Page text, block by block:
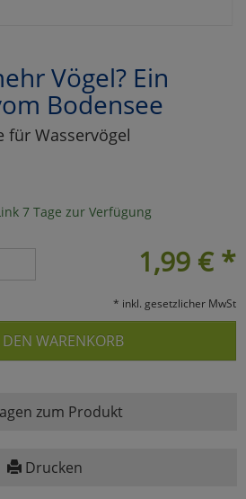
Vögel? Ein
Bodensee
für Wasservögel
7 Tage zur Verfügung
1,99 € *
* inkl. gesetzlicher MwSt
WARENKORB
zum Produkt
Drucken
Akzeptieren
speichern